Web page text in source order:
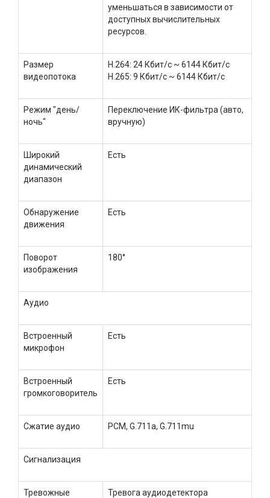
уменьшаться в зависимости от
доступных вычислительных
ресурсов.
Размер
видеопотока
H.264: 24 Кбит/с ~ 6144 Кбит/с
H.265: 9 Кбит/с ~ 6144 Кбит/с
Режим "день/
ночь"
Переключение ИК-фильтра (авто,
вручную)
Широкий
динамический
диапазон
Есть
Обнаружение
движения
Есть
Поворот
изображения
180°
Аудио
Встроенный
микрофон
Есть
Встроенный
громкоговоритель
Есть
Сжатие аудио PCM, G.711a, G.711mu
Сигнализация
Тревожные
Тревога аудиодетектора